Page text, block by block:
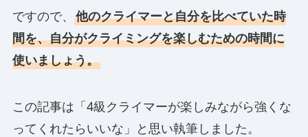
ですので、 他のクライマーと自分を比べていた時
間を、自分がクライミングを楽しむための時間に
使いましょう。
この記事は「4級クライマーが楽しみながら強くな
ってくれたらいいな」と思い執筆しました。